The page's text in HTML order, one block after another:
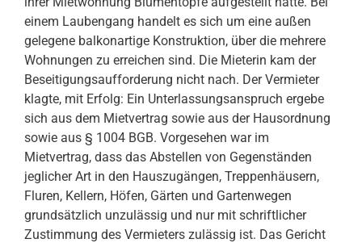
einem Laubengang handelt es sich um eine außen
gelegene balkonartige Konstruktion, über die mehrere
Wohnungen zu erreichen sind. Die Mieterin kam der
Beseitigungsaufforderung nicht nach. Der Vermieter
klagte, mit Erfolg: Ein Unterlassungsanspruch ergebe
sich aus dem Mietvertrag sowie aus der Hausordnung
sowie aus § 1004 BGB. Vorgesehen war im
Mietvertrag, dass das Abstellen von Gegenständen
jeglicher Art in den Hauszugängen, Treppenhäusern,
Fluren, Kellern, Höfen, Gärten und Gartenwegen
grundsätzlich unzulässig und nur mit schriftlicher
Zustimmung des Vermieters zulässig ist. Das Gericht